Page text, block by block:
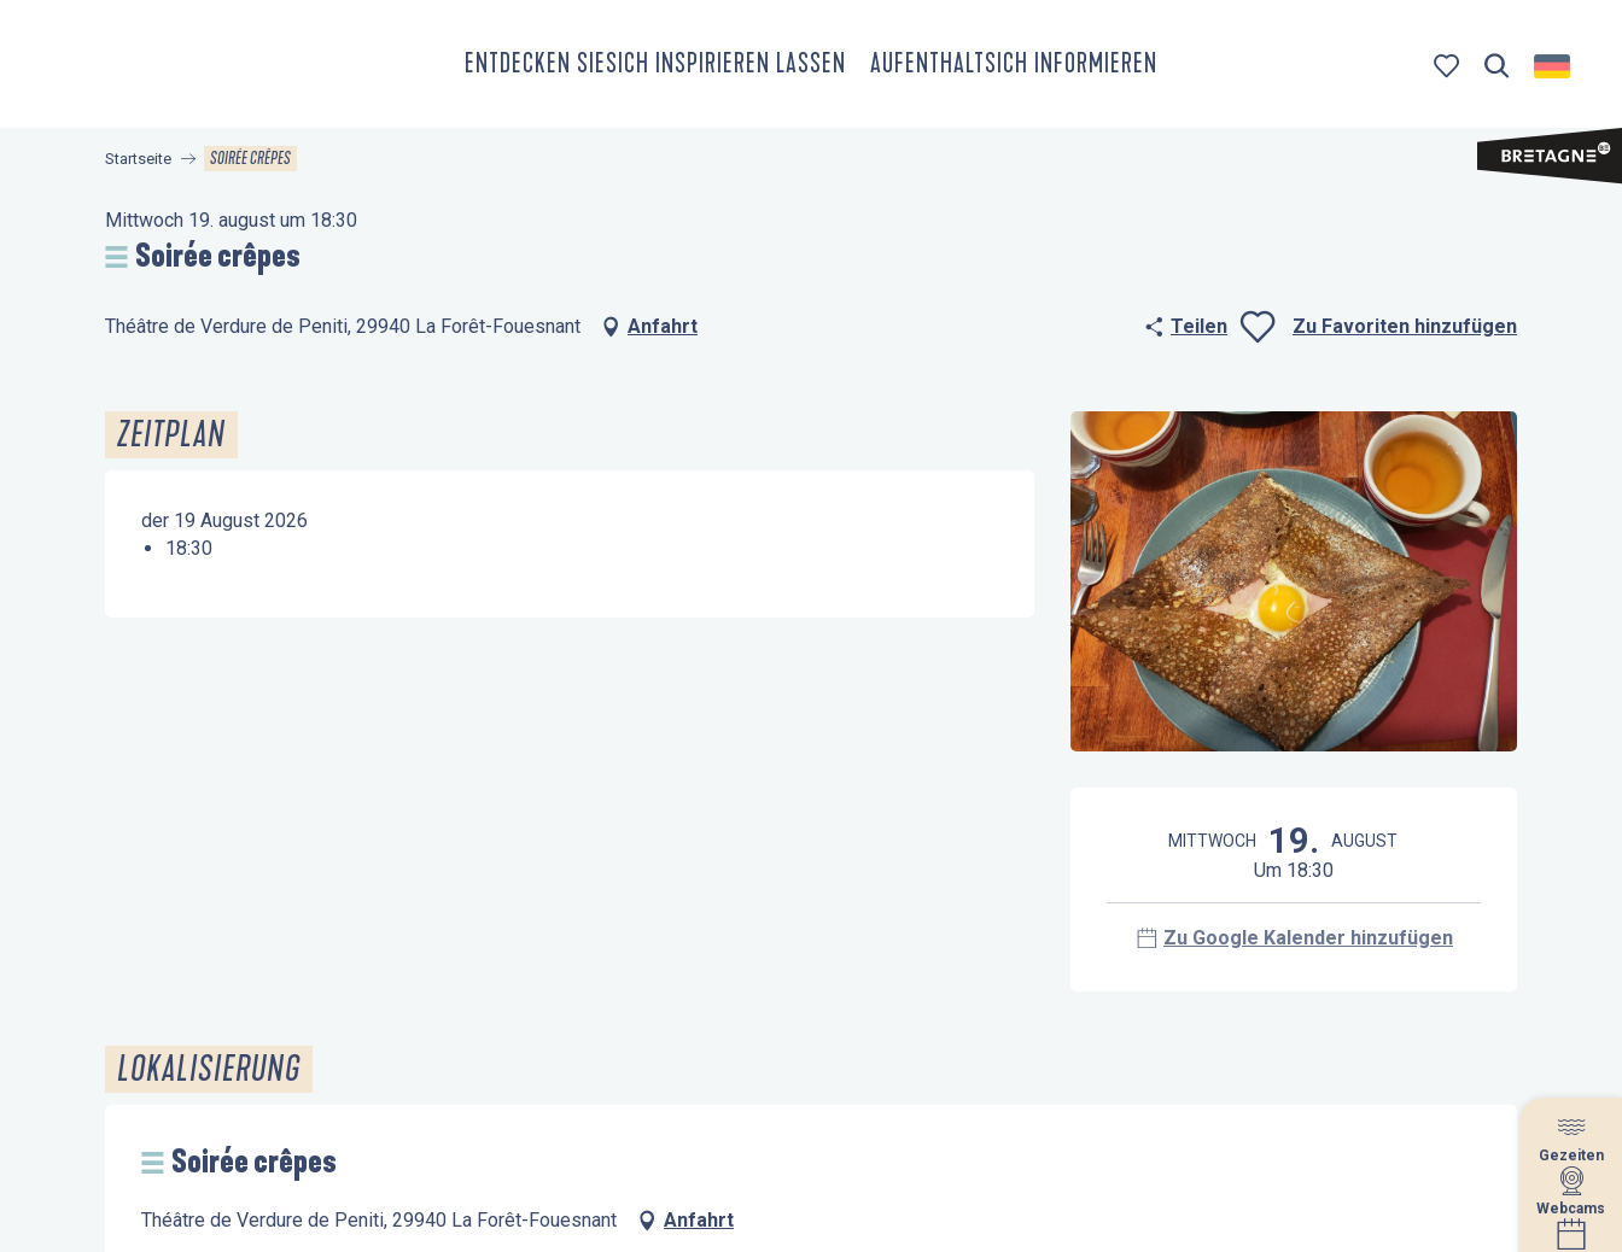
ENTDECKEN SIESICH INSPIRIEREN LASSEN AUFENTHALTSICH INFORMIEREN
Gezeiten
Webcams
Startseite SOIRÉE CRÊPES
Mittwoch 19. august um 18:30
Soirée crêpes
Théâtre de Verdure de Peniti, 29940 La Forêt-Fouesnant Anfahrt Teilen Zu Favoriten hinzufügen
Öffnungszeiten & Kontaktdaten
MITTWOCH 19. AUGUST
Um 18:30
Zu Google Kalender hinzufügen
ZEITPLAN
der 19 August 2026
18:30
LOKALISIERUNG
Soirée crêpes
Théâtre de Verdure de Peniti, 29940 La Forêt-Fouesnant Anfahrt